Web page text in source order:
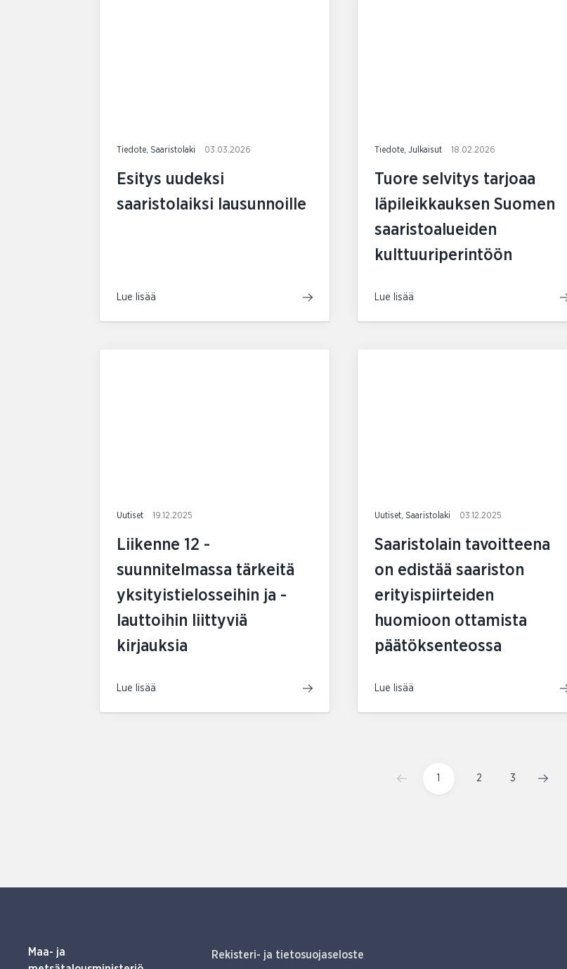
Tiedote, Saaristolaki 03.03.2026
Esitys uudeksi
saaristolaiksi lausunnoille
Lue lisää
Tiedote, Julkaisut 18.02.2026
Tuore selvitys tarjoaa
läpileikkauksen Suomen
saaristoalueiden
kulttuuriperintöön
Lue lisää
Uutiset 19.12.2025
Liikenne 12 -
suunnitelmassa tärkeitä
yksityistielosseihin ja -
lauttoihin liittyviä
kirjauksia
Lue lisää
Uutiset, Saaristolaki 03.12.2025
Saaristolain tavoitteena
on edistää saariston
erityispiirteiden
huomioon ottamista
päätöksenteossa
Lue lisää
2 3
Maa- ja
Rekisteri- ja tietosuojaseloste